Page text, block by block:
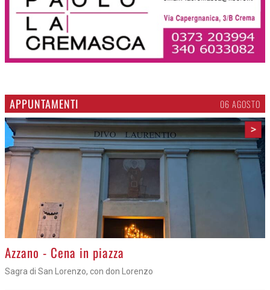
APPUNTAMENTI 06 AGOSTO
>
Azzano - Cena in piazza
Sagra di San Lorenzo, con don Lorenzo